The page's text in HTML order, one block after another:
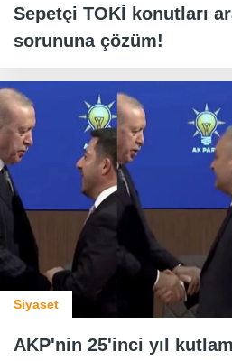
Sepetçi TOKİ konutları
sorununa çözüm!
Siyaset
AKP'nin 25'inci yıl